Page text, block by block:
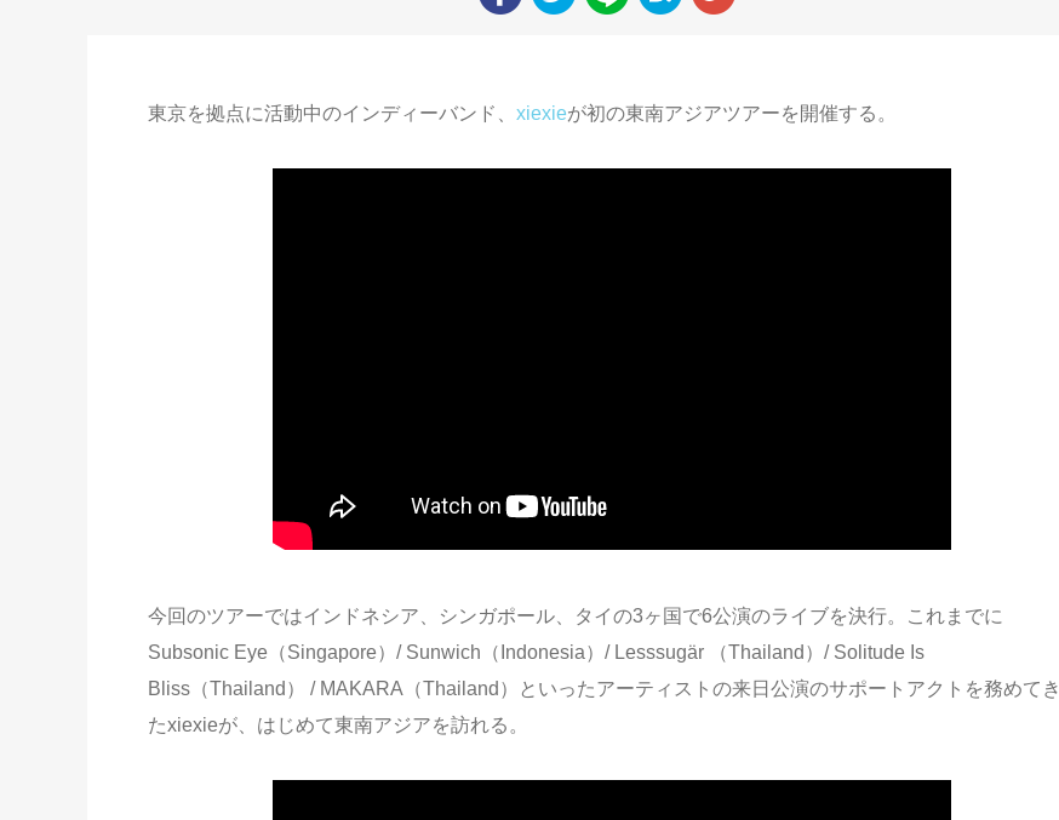
東京を拠点に活動中のインディーバンド、 xiexieが初の東南アジアツアーを開催する。
今回のツアーではインドネシア、シンガポール、タイの3ヶ国で6公演のライブを決行。これまでに
Subsonic Eye（Singapore）/ Sunwich（Indonesia）/ Lesssugär （Thailand）/ Solitude Is
Bliss（Thailand） / MAKARA（Thailand）といったアーティストの来日公演のサポートアクトを務めてき
たxiexieが、はじめて東南アジアを訪れる。